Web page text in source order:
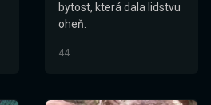
bytost, která dala lidstvu
oheň.
44